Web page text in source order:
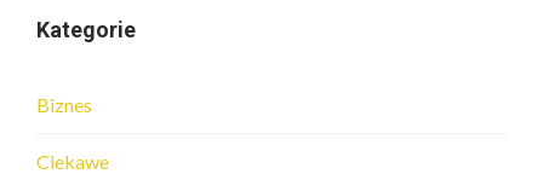
Kategorie
Biznes
Ciekawe